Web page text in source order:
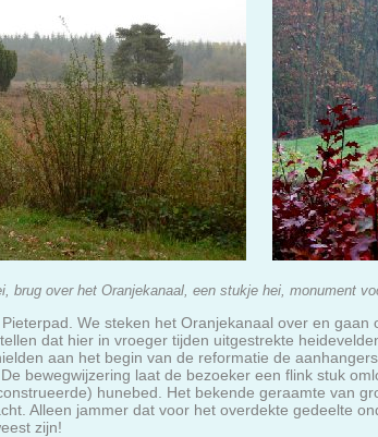
brug over het Oranjekanaal, een stukje hei, monument
We steken het Oranjekanaal over en
dat hier in vroeger tijden uitgestrekte
aan het begin van de reformatie de aanhangers
bewegwijzering laat de bezoeker een flink stuk
hunebed. Het bekende geraamte van
Alleen jammer dat voor het overdekte gedeelte
zijn!